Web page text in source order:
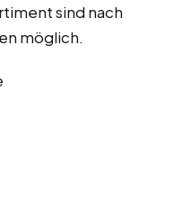
sind nach
möglich.